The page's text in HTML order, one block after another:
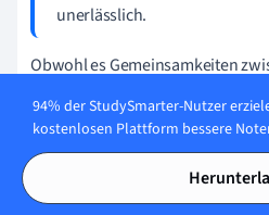
unerlässlich.
Obwohl es Gemeinsamkeiten
Behandlung und Prognose von
Es ist wichtig, dass du mit
um die genaue Ursache deiner
einen geeigneten
94% der StudySmarter-Nutzer
kostenlosen Plattform bessere